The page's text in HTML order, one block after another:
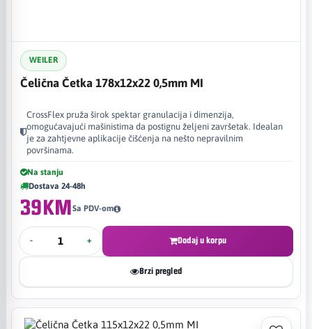
WEILER
Čelična Četka 178x12x22 0,5mm MI
CrossFlex pruža širok spektar granulacija i dimenzija,
omogućavajući mašinistima da postignu željeni završetak. Idealan
je za zahtjevne aplikacije čišćenja na nešto nepravilnim
površinama.
Na stanju
Dostava 24-48h
39KMSa PDV-om
- + Dodaj u korpu
Brzi pregled